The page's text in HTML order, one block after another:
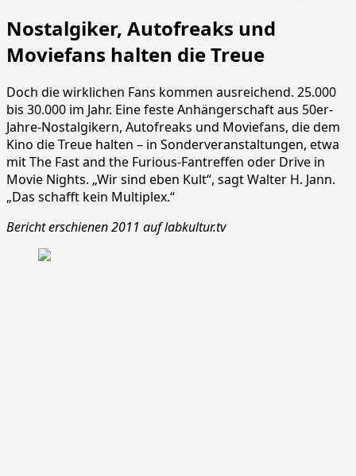
Nostalgiker, Autofreaks und
Moviefans halten die Treue
Doch die wirklichen Fans kommen ausreichend. 25.000
bis 30.000 im Jahr. Eine feste Anhängerschaft aus 50er-
Jahre-Nostalgikern, Autofreaks und Moviefans, die dem
Kino die Treue halten – in Sonderveranstaltungen, etwa
mit The Fast and the Furious-Fantreffen oder Drive in
Movie Nights. „Wir sind eben Kult“, sagt Walter H. Jann.
„Das schafft kein Multiplex.“
Bericht erschienen 2011 auf labkultur.tv